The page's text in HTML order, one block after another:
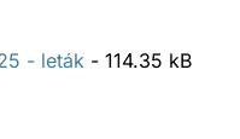
- leták - 114.35 kB